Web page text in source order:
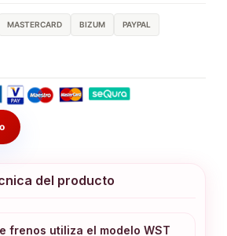
MASTERCARD BIZUM PAYPAL
del producto
frenos utiliza el modelo WST